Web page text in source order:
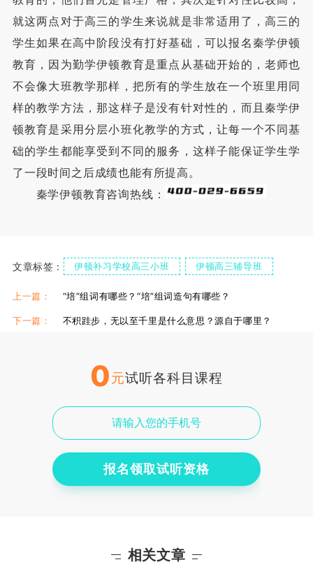
就这两点对于高三的学生来说就是非常适用了，高三的
学生如果在高中阶段没有打好基础，可以报名秦学伊顿
教育，因为勤学伊顿教育是重点从基础开始的，老师也
不会像大班教学那样，把所有的学生放在一个班里用同
样的教学方法，那这样子是没有针对性的，而且秦学伊
顿教育是采用分层小班化教学的方式，让每一个不同基
础的学生都能享受到不同的服务，这样子能保证学生学
了一段时间之后成绩也能有所提高。
秦学伊顿教育咨询热线：
文章标签： 伊顿补习学校高三小班 伊顿高三辅导班
伊顿全封闭补习学校 西安伊顿高三全日制
上一篇： “培”组词有哪些？“培”组词造句有哪些？
下一篇： 不积跬步，无以至千里是什么意思？源自于哪里？
0元试听各科目课程
报名领取试听资格
相关文章